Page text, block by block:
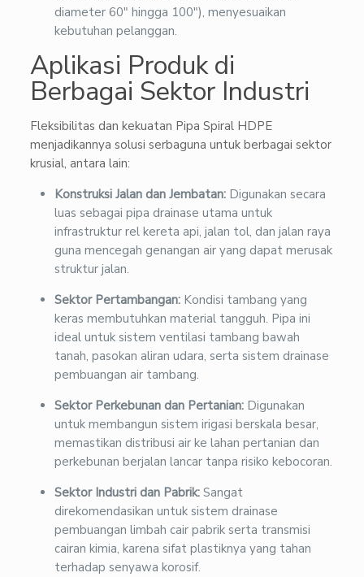
diameter 60″ hingga 100″), menyesuaikan
kebutuhan pelanggan.
Aplikasi Produk di
Berbagai Sektor Industri
Fleksibilitas dan kekuatan Pipa Spiral HDPE
menjadikannya solusi serbaguna untuk berbagai sektor
krusial, antara lain:
Konstruksi Jalan dan Jembatan: Digunakan secara
luas sebagai pipa drainase utama untuk
infrastruktur rel kereta api, jalan tol, dan jalan raya
guna mencegah genangan air yang dapat merusak
struktur jalan.
Sektor Pertambangan: Kondisi tambang yang
keras membutuhkan material tangguh. Pipa ini
ideal untuk sistem ventilasi tambang bawah
tanah, pasokan aliran udara, serta sistem drainase
pembuangan air tambang.
Sektor Perkebunan dan Pertanian: Digunakan
untuk membangun sistem irigasi berskala besar,
memastikan distribusi air ke lahan pertanian dan
perkebunan berjalan lancar tanpa risiko kebocoran.
Sektor Industri dan Pabrik: Sangat
direkomendasikan untuk sistem drainase
pembuangan limbah cair pabrik serta transmisi
cairan kimia, karena sifat plastiknya yang tahan
terhadap senyawa korosif.